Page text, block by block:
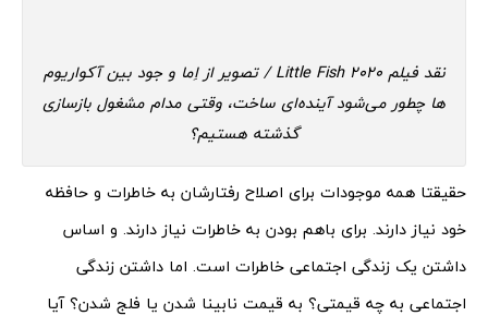
نقد فیلم 2020 Little Fish / تصویر از اِما و جود بین آکواریوم
ها چطور می‌شود آینده‌ای ساخت، وقتی مدام مشغول بازسازی
گذشته هستیم؟
حقیقتا همه موجودات برای اصلاح رفتارشان به خاطرات و حافظه
خود نیاز دارند. برای باهم بودن به خاطرات نیاز دارند. و اساس
داشتن یک زندگی اجتماعی خاطرات است. اما داشتن زندگی
اجتماعی به چه قیمتی؟ به قیمت نابینا شدن یا فلج شدن؟ آیا